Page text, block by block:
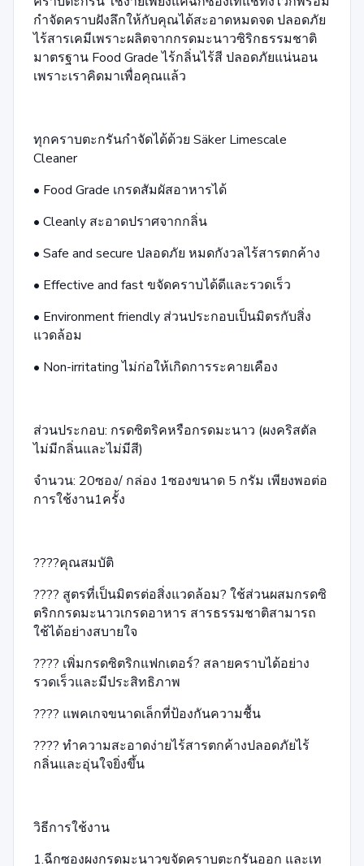
กำจัดคราบฝังลึกให้กับคุณได้สะอาดหมดจด ปลอดภัย
ไร้สารเคมีเพราะผลิตจากกรดมะนาวซิริกธรรมชาติ
มาตรฐาน Food Grade ไร้กลิ่นไร้สี ปลอดภัยแน่นอน
เพราะเราคิดมาเพื่อคุณแล้ว
ทุกคราบตะกรันกำจัดได้ด้วย Säker Limescale
Cleaner
• Food Grade เกรดสัมผัสอาหารได้
• Cleanly สะอาดปราศจากกลิ่น
• Safe and secure ปลอดภัย หมดกังวลไร้สารตกค้าง
• Effective and fast ขจัดคราบได้ดีและรวดเร็ว
• Environment friendly ส่วนประกอบเป็นมิตรกับสิ่ง
แวดล้อม
• Non-irritating ไม่ก่อให้เกิดการระคายเคือง
ส่วนประกอบ: กรดซิตริคหรือกรดมะนาว (ผงคริสตัล
ไม่มีกลิ่นและไม่มีสี)
จำนวน: 20ซอง/ กล่อง 1ซองขนาด 5 กรัม เพียงพอต่อ
การใช้งาน1ครั้ง
????คุณสมบัติ
???? สูตรที่เป็นมิตรต่อสิ่งแวดล้อม? ใช้ส่วนผสมกรดซิ
ตริกกรดมะนาวเกรดอาหาร สารธรรมชาติสามารถ
ใช้ได้อย่างสบายใจ
???? เพิ่มกรดซิตริกแฟกเตอร์? สลายคราบได้อย่าง
รวดเร็วและมีประสิทธิภาพ
???? แพคเกจขนาดเล็กที่ป้องกันความชื้น
???? ทำความสะอาดง่ายไร้สารตกค้างปลอดภัยไร้
กลิ่นและอุ่นใจยิ่งขึ้น
วิธีการใช้งาน
1.ฉีกซองผงกรดมะนาวขจัดคราบตะกรันออก และเท